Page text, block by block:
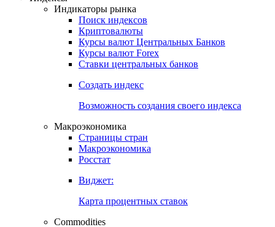
Откройте глобальную базу данных
Получить доступ
Индикаторы рынка
Поиск индексов
Курсы валют Центральных Банков
Ставки центральных банков
Создать индекс
Возможность создания своего индекса
Страницы стран
Росстат
Виджет: